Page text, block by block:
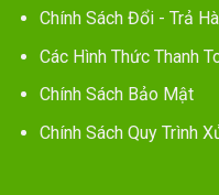
Chính Sách Đổi - Trả
Các Hình Thức Thanh
Chính Sách Bảo Mật
Chính Sách Quy Trình